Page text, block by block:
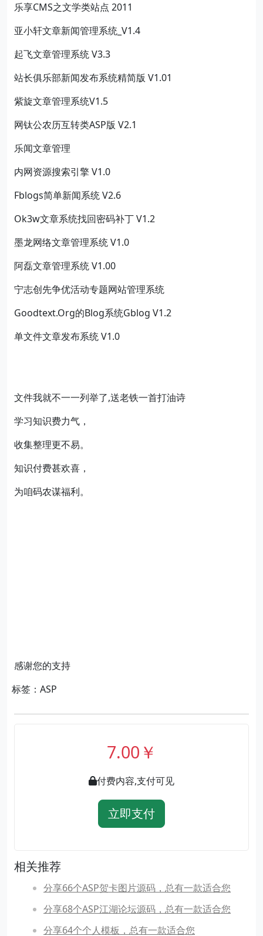
乐享CMS之文学类站点 2011
亚小轩文章新闻管理系统_V1.4
起飞文章管理系统 V3.3
站长俱乐部新闻发布系统精简版 V1.01
紫旋文章管理系统V1.5
网钛公农历互转类ASP版 V2.1
乐闻文章管理
内网资源搜索引擎 V1.0
Fblogs简单新闻系统 V2.6
Ok3w文章系统找回密码补丁 V1.2
墨龙网络文章管理系统 V1.0
阿磊文章管理系统 V1.00
宁志创先争优活动专题网站管理系统
Goodtext.Org的Blog系统Gblog V1.2
单文件文章发布系统 V1.0
文件我就不一一列举了,送老铁一首打油诗
学习知识费力气，
收集整理更不易。
知识付费甚欢喜，
为咱码农谋福利。
感谢您的支持
标签：ASP
7.00￥
付费内容,支付可见
立即支付
相关推荐
分享66个ASP贺卡图片源码，总有一款适合您
分享68个ASP江湖论坛源码，总有一款适合您
分享64个个人模板，总有一款适合您